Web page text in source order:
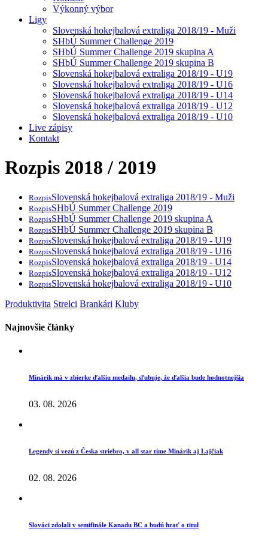
Výkonný výbor
Ligy
Slovenská hokejbalová extraliga 2018/19 - Muži
SHbÚ Summer Challenge 2019
SHbÚ Summer Challenge 2019 skupina A
SHbÚ Summer Challenge 2019 skupina B
Slovenská hokejbalová extraliga 2018/19 - U19
Slovenská hokejbalová extraliga 2018/19 - U16
Slovenská hokejbalová extraliga 2018/19 - U14
Slovenská hokejbalová extraliga 2018/19 - U12
Slovenská hokejbalová extraliga 2018/19 - U10
Live zápisy
Kontakt
Rozpis 2018 / 2019
RozpisSlovenská hokejbalová extraliga 2018/19 - Muži
RozpisSHbÚ Summer Challenge 2019
RozpisSHbÚ Summer Challenge 2019 skupina A
RozpisSHbÚ Summer Challenge 2019 skupina B
RozpisSlovenská hokejbalová extraliga 2018/19 - U19
RozpisSlovenská hokejbalová extraliga 2018/19 - U16
RozpisSlovenská hokejbalová extraliga 2018/19 - U14
RozpisSlovenská hokejbalová extraliga 2018/19 - U12
RozpisSlovenská hokejbalová extraliga 2018/19 - U10
Produktivita Strelci Brankári Kluby
Najnovšie články
Minárik má v zbierke ďalšiu medailu, sľubuje, že ďalšia bude hodnotnejšia
03. 08. 2026
Legendy si vezú z Česka striebro, v all star tíme Minárik aj Lajčiak
02. 08. 2026
Slováci zdolali v semifinále Kanadu BC a budú hrať o titul